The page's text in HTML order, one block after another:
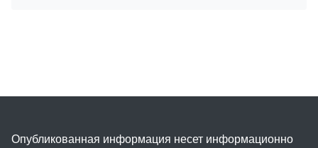
Опубликованная информация несет информационно